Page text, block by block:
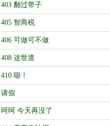
长）
403 翻过带子
405 智商税
406 可做可不做
408 这世道
410 嘭！
请假
呵呵 今天再没了